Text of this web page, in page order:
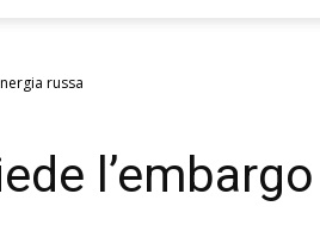
Voce
russa
l’embargo